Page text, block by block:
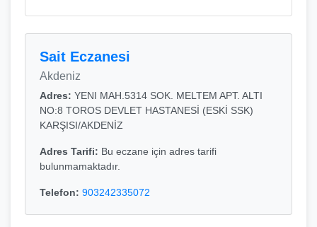
Sait Eczanesi
Akdeniz
Adres: YENI MAH.5314 SOK. MELTEM APT. ALTI
NO:8 TOROS DEVLET HASTANESİ (ESKİ SSK)
KARŞISI/AKDENİZ
Adres Tarifi: Bu eczane için adres tarifi
bulunmamaktadır.
Telefon: 903242335072